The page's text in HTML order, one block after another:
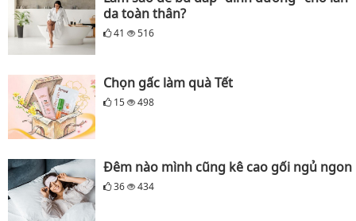
da toàn thân?
41 516
Chọn gấc làm quà Tết
15 498
Đêm nào mình cũng kê cao gối ngủ ngon
36 434